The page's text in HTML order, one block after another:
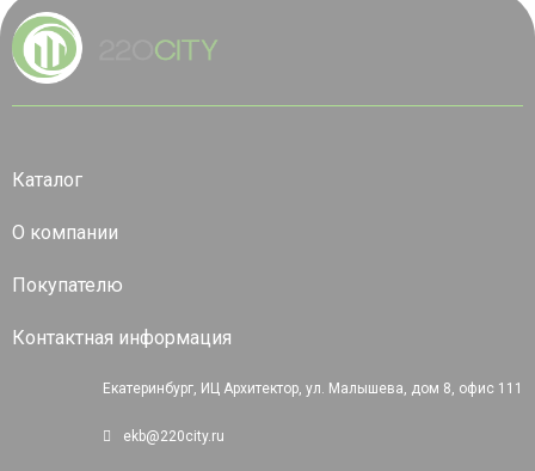
Каталог
О компании
Покупателю
Контактная информация
Екатеринбург, ИЦ Архитектор, ул. Малышева, дом 8, офис 111
ekb@220city.ru